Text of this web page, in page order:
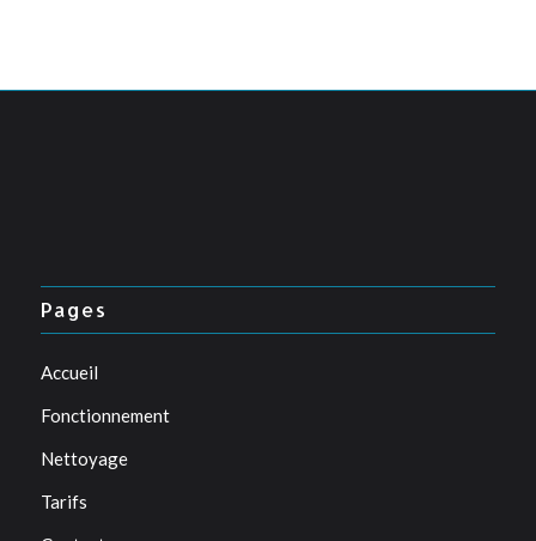
Pages
Accueil
Fonctionnement
Nettoyage
Tarifs